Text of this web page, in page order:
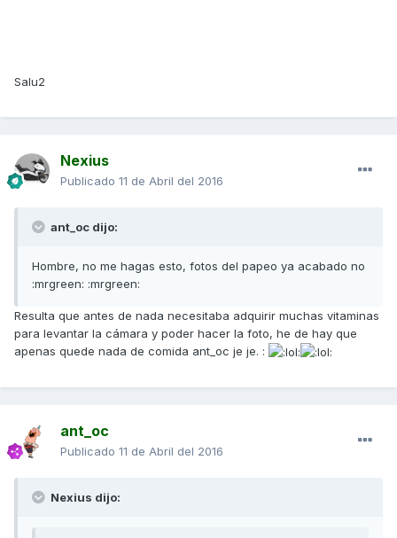
Salu2
Nexius
Publicado 11 de Abril del 2016
ant_oc dijo:
Hombre, no me hagas esto, fotos del papeo ya acabado no
:mrgreen: :mrgreen:
Resulta que antes de nada necesitaba adquirir muchas vitaminas
para levantar la cámara y poder hacer la foto, he de hay que
apenas quede nada de comida ant_oc je je. :
ant_oc
Publicado 11 de Abril del 2016
Nexius dijo: